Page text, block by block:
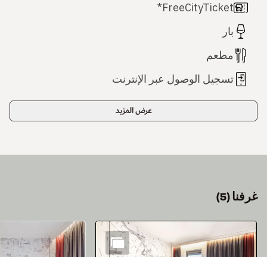
FreeCityTicket*
بار
مطعم
تسجيل الوصول عبر الإنترنت
عرض المزيد
غرفنا(
5
)
الشريحة 1 من 5